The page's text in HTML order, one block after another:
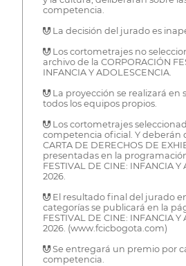
competencia.
 La decisión del jurado es
 Los cortometrajes no
archivo de la CORPORACIÓN
INFANCIA Y ADOLESCENCIA.
 La proyección se realizará en
todos los equipos propios.
 Los cortometrajes
competencia oficial. Y deberán
CARTA DE DERECHOS DE
presentadas en la
FESTIVAL DE CINE: INFANCIA Y
2026.
 El resultado final del jurado
categorías se publicará en la
FESTIVAL DE CINE: INFANCIA Y
2026. (www.fcicbogota.com)
 Se entregará un premio por
competencia.